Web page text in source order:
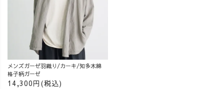
メンズガーゼ羽織り/カーキ/知多木綿
格子柄ガーゼ
14,300円(税込)